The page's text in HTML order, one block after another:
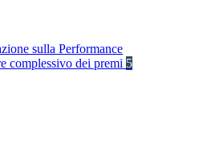
sulla Performance
complessivo dei premi 5